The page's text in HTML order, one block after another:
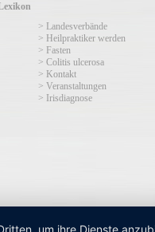
> Landesverbände
> Heilpraktiker werden
> Fasten
> Colitis ulcerosa
> Kontakt
> Veranstaltungen
> Irisdiagnose
um ihre Dienste